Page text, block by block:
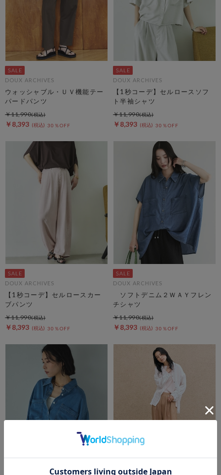
DOUX ARCHIVES
ウォッシャブル・ＵＶ機能テー
パードパンツ
￥8,393 30％OFF
￥11,990
DOUX ARCHIVES
【1秒コーデ】セルロースソフ
ト半袖シャツ
￥8,393 30％OFF
￥11,990
DOUX ARCHIVES
【1秒コーデ】セルロースカー
ブパンツ
￥8,393 30％OFF
￥11,990
DOUX ARCHIVES
ソフトデニム２ＷＡＹフレン
チシャツ
￥8,393 30％OFF
￥11,990